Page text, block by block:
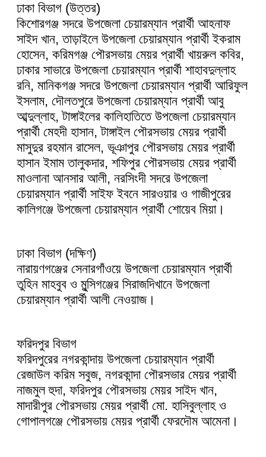
ঢাকা বিভাগ (উত্তর)
কিশোরগঞ্জ সদরে উপজেলা চেয়ারম্যান প্রার্থী আহনাফ
সাইদ খান, তাড়াইলে উপজেলা চেয়ারম্যান প্রার্থী ইকরাম
হোসেন, করিমগঞ্জ পৌরসভায় মেয়র প্রার্থী খায়রুল কবির,
ঢাকার সাভারে উপজেলা চেয়ারম্যান প্রার্থী শাহাবদুল্লাহ
রনি, মানিকগঞ্জ সদরে উপজেলা চেয়ারম্যান প্রার্থী আরিফুল
ইসলাম, দৌলতপুরে উপজেলা চেয়ারম্যান প্রার্থী আবু
আব্দুল্লাহ, টাঙ্গাইলের কালিহাতিতে উপজেলা চেয়ারম্যান
প্রার্থী মেহদী হাসান, টাঙ্গাইল পৌরসভায় মেয়র প্রার্থী
মাসুদুর রহমান রাসেল, ভূঞাপুর পৌরসভায় মেয়র প্রার্থী
হাসান ইমাম তালুকদার, শফিপুর পৌরসভায় মেয়র প্রার্থী
মাওলানা আনসার আলী, নরসিংদী সদরে উপজেলা
চেয়ারম্যান প্রার্থী সাইফ ইবনে সারওয়ার ও গাজীপুরের
কালিগঞ্জে উপজেলা চেয়ারম্যান প্রার্থী শোয়েব মিয়া।
ঢাকা বিভাগ (দক্ষিণ)
নারায়ণগঞ্জের সেনারগাঁওয়ে উপজেলা চেয়ারম্যান প্রার্থী
তুহিন মাহবুব ও মুন্সিগঞ্জের সিরাজদিখানে উপজেলা
চেয়ারম্যান প্রার্থী আলী নেওয়াজ।
ফরিদপুর বিভাগ
ফরিদপুরের নগরকান্দায় উপজেলা চেয়ারম্যান প্রার্থী
রেজাউল করিম সবুজ, নগরকান্দা পৌরসভার মেয়র প্রার্থী
নাজমুল হুদা, ফরিদপুর পৌরসভায় মেয়র সাইদ খান,
মাদারীপুর পৌরসভায় মেয়র প্রার্থী মো. হাসিবুল্লাহ ও
গোপালগঞ্জে পৌরসভায় মেয়র প্রার্থী ফেরদৌম আমেনা।